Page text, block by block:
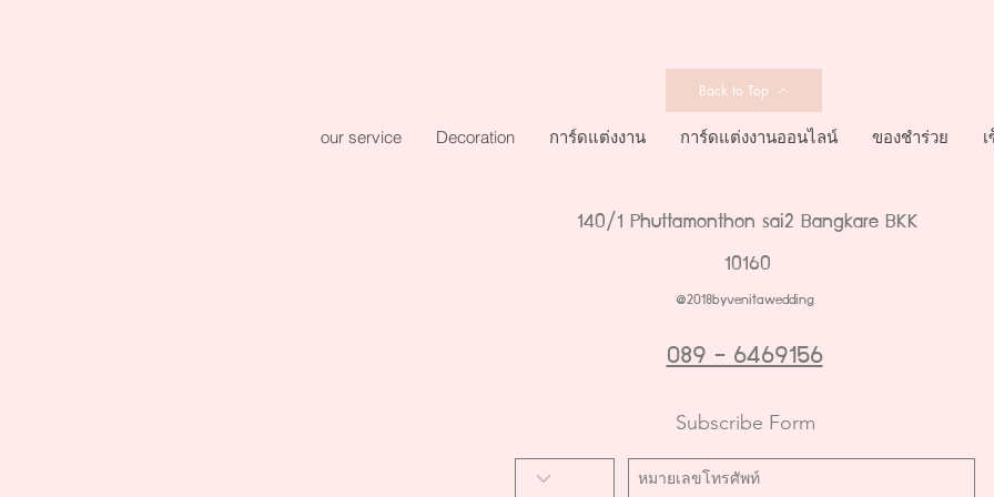
Back to Top
our service Decoration การ์ดแต่งงาน การ์ดแต่งงานออนไลน์ ของชำร่วย
140/1 Phuttamonthon sai2 Bangkare BKK
10160
@2018byvenitawedding
089 - 6469156
Subscribe Form